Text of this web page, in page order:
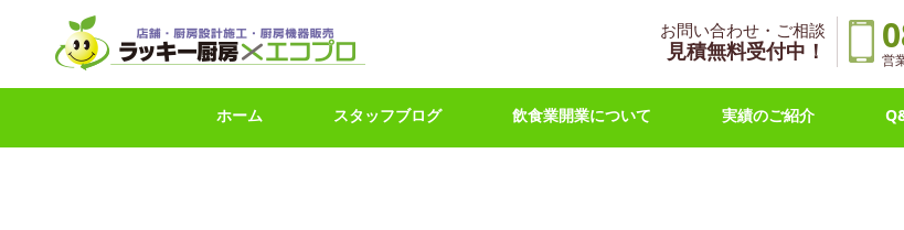
お問い合わせ・ご相談
見積無料受付中！ 営
ホーム スタッフブログ 飲食業開業について 実績のご紹介